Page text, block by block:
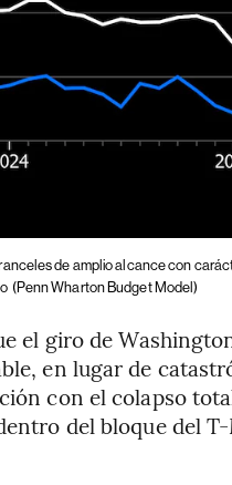
de amplio alcance con
(Penn Wharton Budget Model)
el giro de
en lugar de
con el colapso
del bloque del